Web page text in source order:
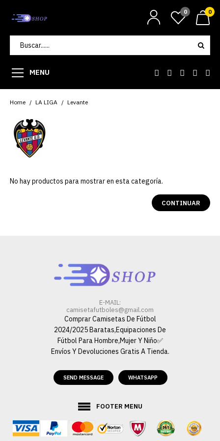
0 0
MENU
Home LA LIGA Levante
No hay productos para mostrar en esta categoría.
CONTINUAR
E-MAIL:
camisetafutboles@gmail.com
Comprar Camisetas De Fútbol
2024/2025 Baratas,Equipaciones De
Fútbol Para Hombre,Mujer Y Niño✅
Envíos Y Devoluciones Gratis A Tienda.
SEND MESSAGE WHATSAPP
FOOTER MENU